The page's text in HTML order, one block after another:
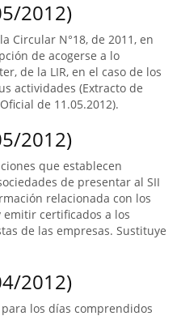
2012)
Circular N°18, de 2011, en
de acogerse a lo
de la LIR, en el caso de los
actividades (Extracto de
de 11.05.2012).
2012)
que establecen
de presentar al SII
relacionada con los
emitir certificados a los
de las empresas. Sustituye
2012)
los días comprendidos